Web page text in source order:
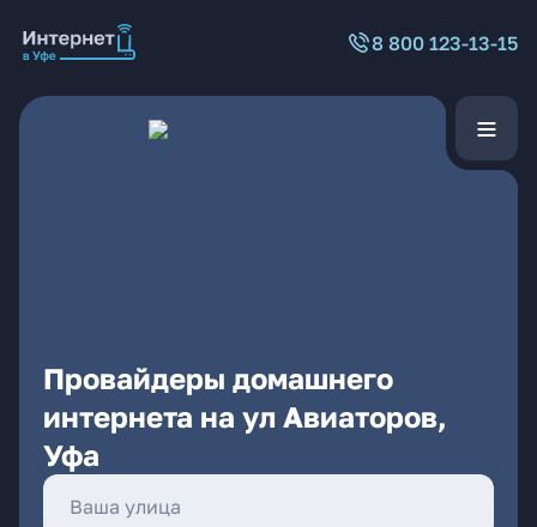
8 800 123-13-15
Провайдеры домашнего
интернета на ул Авиаторов,
Уфа